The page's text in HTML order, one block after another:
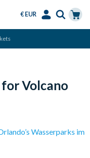
€ EUR
Volcano
Wasserparks im